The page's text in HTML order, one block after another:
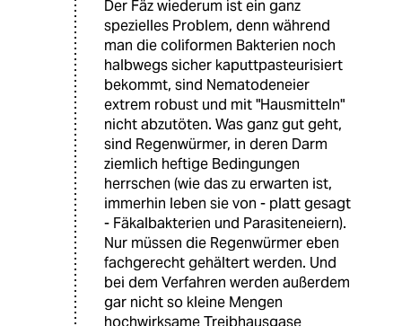
Der Fäz wiederum ist ein ganz
spezielles Problem, denn während
man die coliformen Bakterien noch
halbwegs sicher kaputtpasteurisiert
bekommt, sind Nematodeneier
extrem robust und mit "Hausmitteln"
nicht abzutöten. Was ganz gut geht,
sind Regenwürmer, in deren Darm
ziemlich heftige Bedingungen
herrschen (wie das zu erwarten ist,
immerhin leben sie von - platt gesagt
- Fäkalbakterien und Parasiteneiern).
Nur müssen die Regenwürmer eben
fachgerecht gehältert werden. Und
bei dem Verfahren werden außerdem
gar nicht so kleine Mengen
hochwirksame Treibhausgase